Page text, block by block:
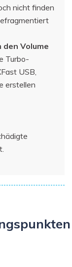
nicht finden
Volume
Turbo-
USB,
erstellen